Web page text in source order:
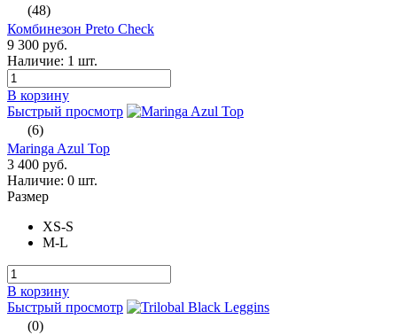
(48)
Комбинезон Preto Check
9 300 руб.
Наличие: 1 шт.
В корзину
Быстрый просмотр
(6)
Maringa Azul Top
3 400 руб.
Наличие: 0 шт.
Размер
XS-S
M-L
В корзину
Быстрый просмотр
(0)